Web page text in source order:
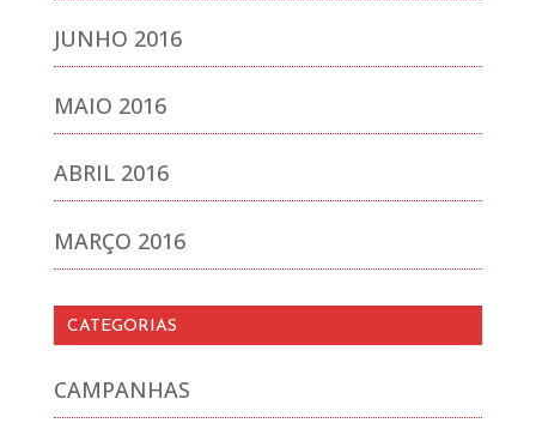
JUNHO 2016
MAIO 2016
ABRIL 2016
MARÇO 2016
CATEGORIAS
CAMPANHAS